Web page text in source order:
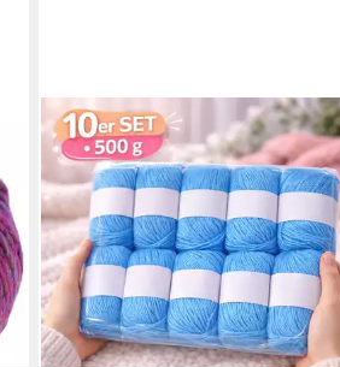
NOMIRO
10er Set Luxus-Mischgarn - 500g
Wolle - weiches Webgarn 10x50g
Häkelwolle, 600 m (Set, 10 Knäuel je
50 g - Gesamtgewicht 500 g)
26,49 €
(52,98 €/ 1 kg)
lieferbar in 3 Wochen
+34